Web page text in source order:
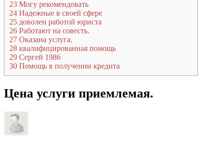
23 Могу рекомендовать
24 Надежные в своей сфере
25 доволен работой юриста
26 Работают на совесть.
27 Оказана услуга.
28 квалифицированная помощь
29 Сергей 1986
30 Помощь в получении кредита
Цена услуги приемлемая.